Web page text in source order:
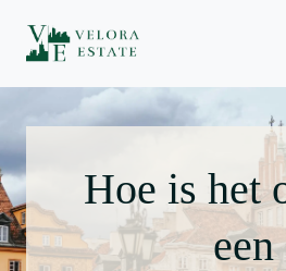
naar
inhoud
Hoe is het
een